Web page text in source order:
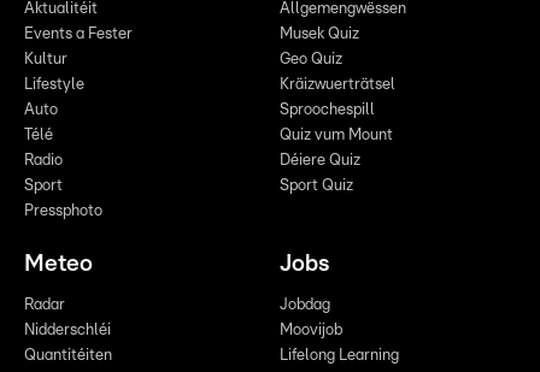
Aktualitéit
Events a Fester
Kultur
Lifestyle
Auto
Télé
Radio
Sport
Pressphoto
Allgemengwëssen
Musek Quiz
Geo Quiz
Kräizwuerträtsel
Sproochespill
Quiz vum Mount
Déiere Quiz
Sport Quiz
Meteo
Radar
Nidderschléi
Quantitéiten
Jobs
Jobdag
Moovijob
Lifelong Learning